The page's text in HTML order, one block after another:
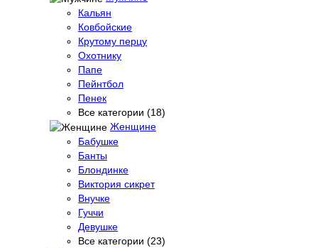
Кальян
Ковбойские
Крутому перцу
Охотнику
Папе
Пейнтбол
Пенек
Все категории (18)
Женщине
Бабушке
Банты
Блондинке
Виктория сикрет
Внучке
Гуччи
Девушке
Все категории (23)